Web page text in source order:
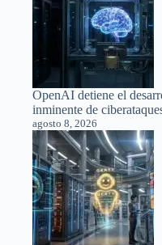
OpenAI detiene el
inminente de
agosto 8, 2026